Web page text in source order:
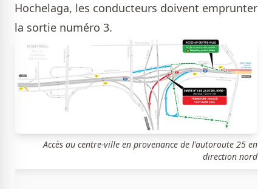
Hochelaga, les conducteurs doivent emprunter
la sortie numéro 3.
Accès au centre-ville en provenance de l'autoroute 25 en
direction nord